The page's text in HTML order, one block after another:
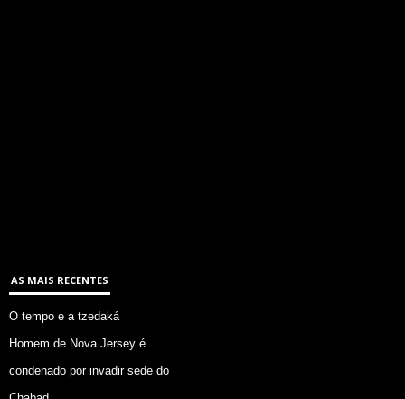
AS MAIS RECENTES
O tempo e a tzedaká
Homem de Nova Jersey é
condenado por invadir sede do